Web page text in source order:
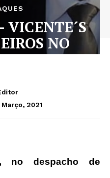
VICENTE´S
NO
2021
no despacho de